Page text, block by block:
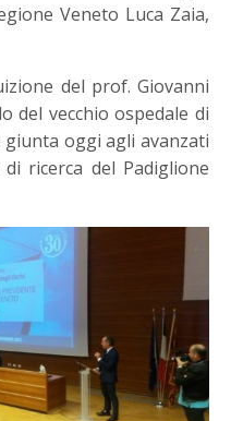
Veneto Luca Zaia,
del prof. Giovanni
del vecchio ospedale di
oggi agli avanzati
ricerca del Padiglione